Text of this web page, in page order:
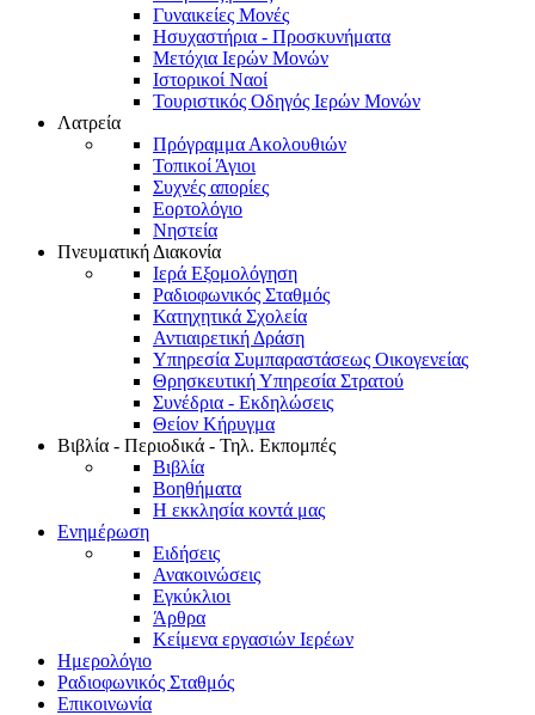
Γυναικείες Μονές
Ησυχαστήρια - Προσκυνήματα
Μετόχια Ιερών Μονών
Ιστορικοί Ναοί
Τουριστικός Οδηγός Ιερών Μονών
Λατρεία
Πρόγραμμα Ακολουθιών
Τοπικοί Άγιοι
Συχνές απορίες
Εορτολόγιο
Νηστεία
Πνευματική Διακονία
Ιερά Εξομολόγηση
Ραδιοφωνικός Σταθμός
Κατηχητικά Σχολεία
Αντιαιρετική Δράση
Υπηρεσία Συμπαραστάσεως Οικογενείας
Θρησκευτική Υπηρεσία Στρατού
Συνέδρια - Εκδηλώσεις
Θείον Κήρυγμα
Βιβλία - Περιοδικά - Τηλ. Εκπομπές
Βιβλία
Βοηθήματα
Η εκκλησία κοντά μας
Ενημέρωση
Ειδήσεις
Ανακοινώσεις
Εγκύκλιοι
Άρθρα
Κείμενα εργασιών Ιερέων
Ημερολόγιο
Ραδιοφωνικός Σταθμός
Επικοινωνία